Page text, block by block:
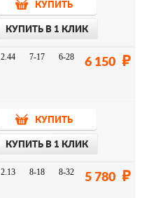
КУПИТЬ
КУПИТЬ В 1 КЛИК
2.44 7-17 6-28 6 150
КУПИТЬ
КУПИТЬ В 1 КЛИК
2.13 8-18 8-32 5 780